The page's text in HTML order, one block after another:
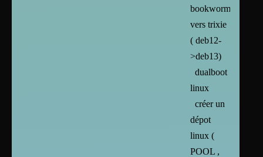
bookworm
vers trixie
( deb12-
>deb13)
dualboot
linux
créer un
dépot
linux (
POOL ,